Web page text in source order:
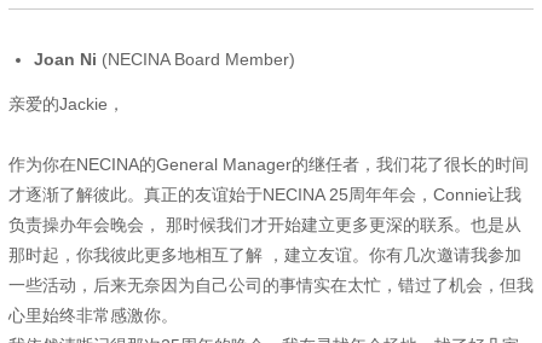
Joan Ni (NECINA Board Member)
亲爱的Jackie，
作为你在NECINA的General Manager的继任者，我们花了很长的时间
才逐渐了解彼此。真正的友谊始于NECINA 25周年年会，Connie让我
负责操办年会晚会， 那时候我们才开始建立更多更深的联系。也是从
那时起，你我彼此更多地相互了解 ，建立友谊。你有几次邀请我参加
一些活动，后来无奈因为自己公司的事情实在太忙，错过了机会，但我
心里始终非常感激你。